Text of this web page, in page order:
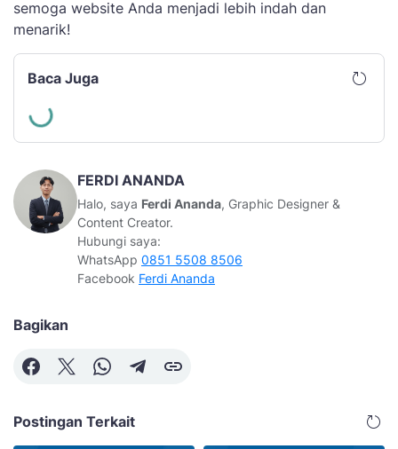
semoga website Anda menjadi lebih indah dan
menarik!
Baca Juga
FERDI ANANDA
Halo, saya Ferdi Ananda, Graphic Designer &
Content Creator.
Hubungi saya:
WhatsApp 0851 5508 8506
Facebook Ferdi Ananda
Bagikan
Postingan Terkait